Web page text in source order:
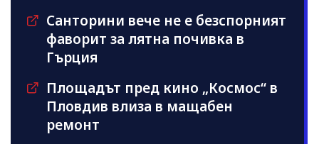
Санторини вече не е безспорният
фаворит за лятна почивка в
Гърция
Площадът пред кино „Космос“ в
Пловдив влиза в мащабен
ремонт